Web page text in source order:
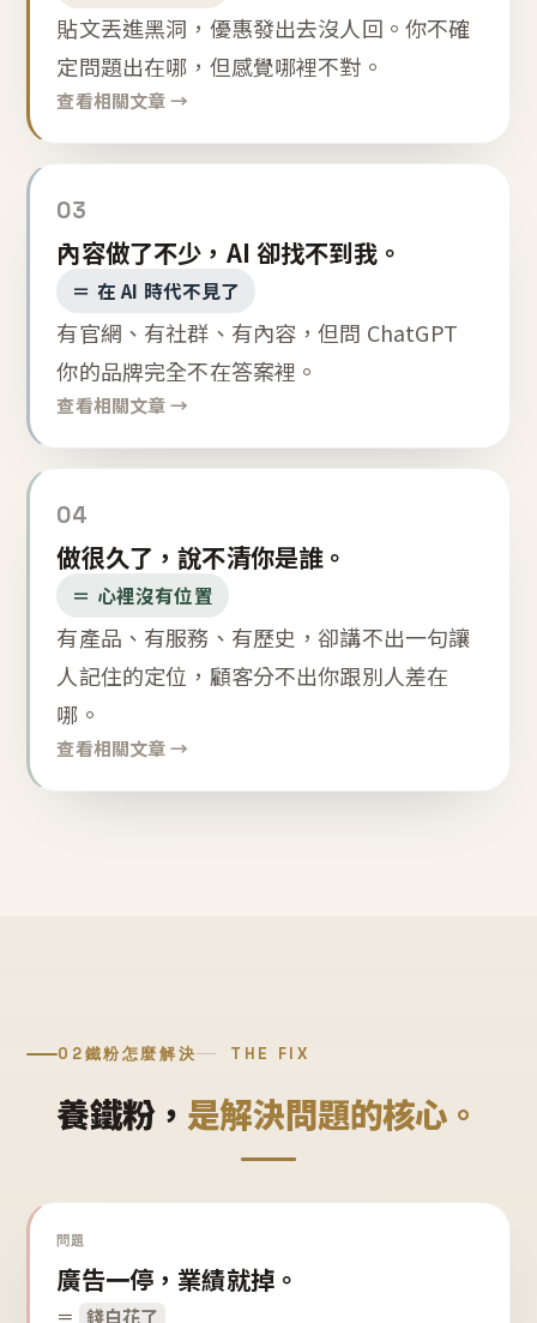
貼文丟進黑洞，優惠發出去沒人回。你不確
定問題出在哪，但感覺哪裡不對。
查看相關文章 →
03
內容做了不少，AI 卻找不到我。
＝ 在 AI 時代不見了
有官網、有社群、有內容，但問 ChatGPT
你的品牌完全不在答案裡。
查看相關文章 →
04
做很久了，說不清你是誰。
＝ 心裡沒有位置
有產品、有服務、有歷史，卻講不出一句讓
人記住的定位，顧客分不出你跟別人差在
哪。
查看相關文章 →
02鐵粉怎麼解決 THE FIX
養鐵粉， 是解決問題的核心。
問題
廣告一停，業績就掉。
＝ 錢白花了